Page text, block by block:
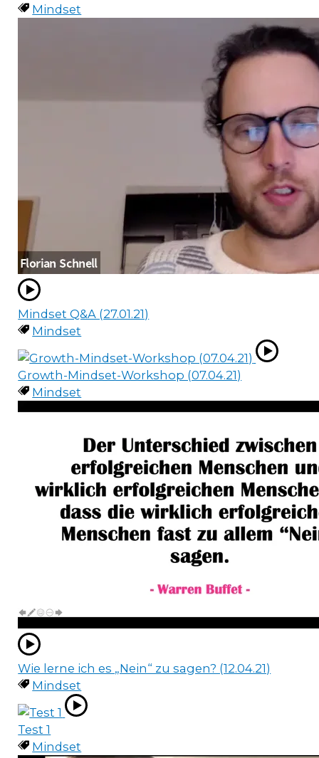
Mindset
Mindset Q&A (27.01.21)
Mindset
Growth-Mindset-Workshop (07.04.21)
Mindset
Wie lerne ich es „Nein“ zu sagen? (12.04.21)
Mindset
Test 1
Mindset